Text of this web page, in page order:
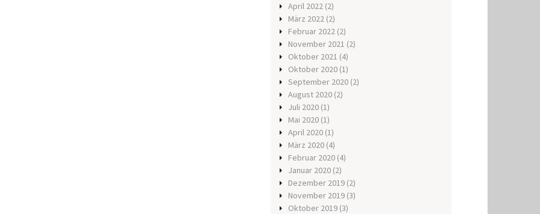
April 2022 (2)
März 2022 (2)
Februar 2022 (2)
November 2021 (2)
Oktober 2021 (4)
Oktober 2020 (1)
September 2020 (2)
August 2020 (2)
Juli 2020 (1)
Mai 2020 (1)
April 2020 (1)
März 2020 (4)
Februar 2020 (4)
Januar 2020 (2)
Dezember 2019 (2)
November 2019 (3)
Oktober 2019 (3)